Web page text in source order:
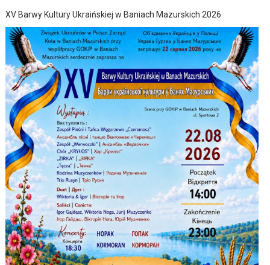
XV Barwy Kultury Ukraińskiej w Baniach Mazurskich 2026